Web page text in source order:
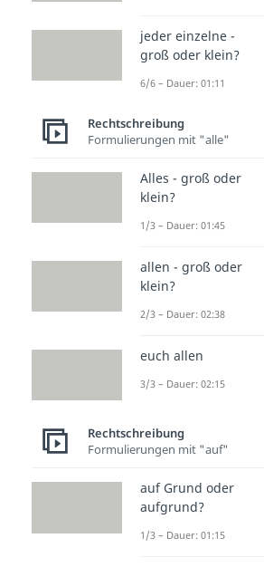
jeder einzelne -
groß oder klein?
6/6 – Dauer: 01:11
Rechtschreibung
Formulierungen mit "alle"
Alles - groß oder
klein?
1/3 – Dauer: 01:45
allen - groß oder
klein?
2/3 – Dauer: 02:38
euch allen
3/3 – Dauer: 02:15
Rechtschreibung
Formulierungen mit "auf"
auf Grund oder
aufgrund?
1/3 – Dauer: 01:15